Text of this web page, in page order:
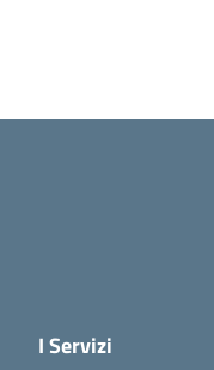
I Servizi